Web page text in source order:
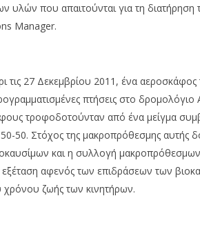
υλών που απαιτούνται για τη
Manager.
τις 27 Δεκεμβρίου 2011, ένα
πτήσεις στο
τροφοδοτούνταν από ένα μείγμα
50. Στόχος της μακροπρόθεσμης αυτής
και η συλλογή
εξέταση αφενός των επιδράσεων των
χρόνου ζωής των κινητήρων.